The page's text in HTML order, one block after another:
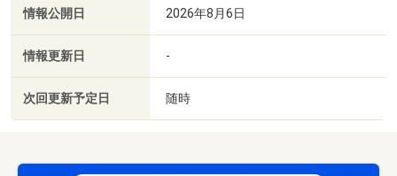
情報公開日 2026年8月6日
情報更新日 -
次回更新予定日 随時